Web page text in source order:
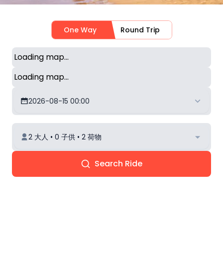
One Way Round Trip
Loading map...
Loading map...
2026-08-15 00:00
2 大人 • 0 子供 • 2 荷物
Search Ride